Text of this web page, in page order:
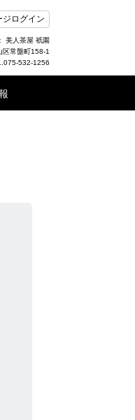
ジログイン
美人茶屋 祇園
区常盤町158-1
532-1256